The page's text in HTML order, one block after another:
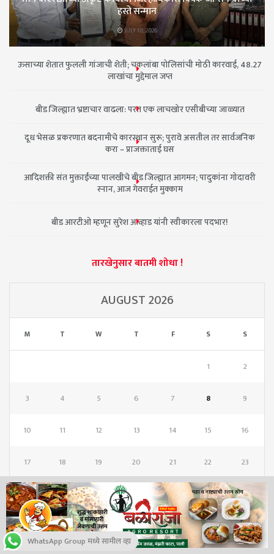
हस्ते सन्मान
JULY 10, 2026
ऊसाच्या शेतात फुलली गांजाची शेती; चकलांबा पोलिसांची मोठी कारवाई, 48.27
लाखांचा मुद्देमाल जप्त
बीड जिल्ह्यात भ्रष्टाचार वाढला: परत एक लाचखोर एसीबीच्या जाळ्यात
दूध भेसळ प्रकरणात बदनामीचे कारस्थान सुरू; पुरावे असतील तर सार्वजनिक
करा – प्राजक्ताताई घस
आदिशक्ती संत मुक्ताईंच्या पालखीचे बीड जिल्ह्यात आगमन; पादुकांना गोदावरी
स्नान, आज गेवराईत मुक्काम
बीड आरटीओ म्हणून सुरेश आव्हाड यांनी स्वीकारला पदभार!
तारखेनुसार बातमी शोधा !
AUGUST 2026
M T W T F S S
1 2
3 4 5 6 7 8 9
10 11 12 13 14 15 16
17 18 19 20 21 22 23
24 25 26 28 29 30
31
WhatsApp Group मध्ये सामील व्हा